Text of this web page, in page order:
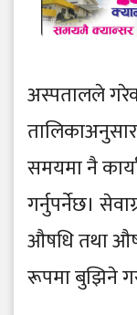
अस्पतालले
समयमा नै
गर्नुपर्नेछ।
औषधि तथा
रूपमा बुझिने